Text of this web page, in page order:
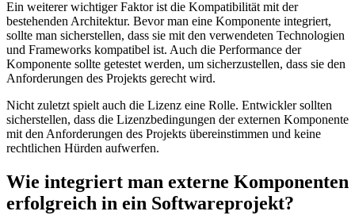
Ein weiterer wichtiger Faktor ist die Kompatibilität mit der
bestehenden Architektur. Bevor man eine Komponente integriert,
sollte man sicherstellen, dass sie mit den verwendeten Technologien
und Frameworks kompatibel ist. Auch die Performance der
Komponente sollte getestet werden, um sicherzustellen, dass sie den
Anforderungen des Projekts gerecht wird.
Nicht zuletzt spielt auch die Lizenz eine Rolle. Entwickler sollten
sicherstellen, dass die Lizenzbedingungen der externen Komponente
mit den Anforderungen des Projekts übereinstimmen und keine
rechtlichen Hürden aufwerfen.
Wie integriert man externe Komponenten
erfolgreich in ein Softwareprojekt?